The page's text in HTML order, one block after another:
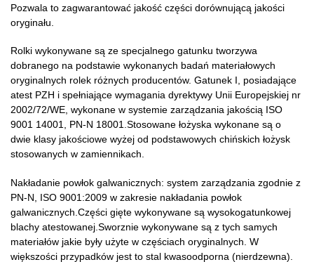
Pozwala to zagwarantować jakość części dorównującą jakości
oryginału.
Rolki wykonywane są ze specjalnego gatunku tworzywa
dobranego na podstawie wykonanych badań materiałowych
oryginalnych rolek różnych producentów. Gatunek I, posiadające
atest PZH i spełniające wymagania dyrektywy Unii Europejskiej nr
2002/72/WE, wykonane w systemie zarządzania jakością ISO
9001 14001, PN-N 18001.Stosowane łożyska wykonane są o
dwie klasy jakościowe wyżej od podstawowych chińskich łożysk
stosowanych w zamiennikach.
Nakładanie powłok galwanicznych: system zarządzania zgodnie z
PN-N, ISO 9001:2009 w zakresie nakładania powłok
galwanicznych.Części gięte wykonywane są wysokogatunkowej
blachy atestowanej.Sworznie wykonywane są z tych samych
materiałów jakie były użyte w częściach oryginalnych. W
większości przypadków jest to stal kwasoodporna (nierdzewna).